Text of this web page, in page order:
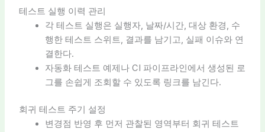
테스트 실행 이력 관리
각 테스트 실행은 실행자, 날짜/시간, 대상 환경, 수
행한 테스트 스위트, 결과를 남기고, 실패 이슈와 연
결한다.
자동화 테스트 예제나 CI 파이프라인에서 생성된 로
그를 손쉽게 조회할 수 있도록 링크를 남긴다.
회귀 테스트 주기 설정
변경점 반영 후 먼저 관찰된 영역부터 회귀 테스트